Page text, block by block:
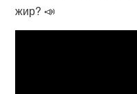
жир? 📣